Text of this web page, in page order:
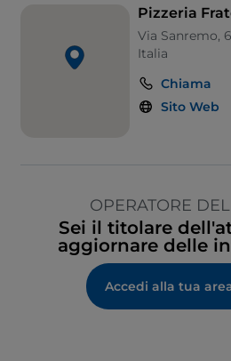
Pizzeria
Via Sanremo,
Italia
Chiama
Sito Web
OPERATORE
Sei il titolare
aggiornare delle
Accedi alla tua